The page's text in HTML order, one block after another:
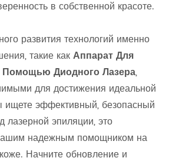
в собственной красоте.
развития технологий именно
такие какАппарат Для
Диодного Лазера,
для достижения идеальной
эффективный, безопасный
эпиляции, это
надежным помощником на
Начните обновление и